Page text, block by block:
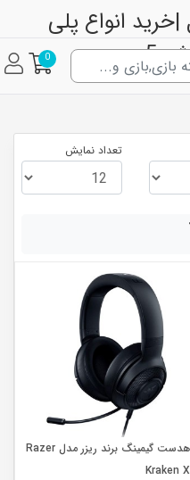
0
تعداد نمایش
هدست گیمینگ برند ریزر مدل Razer
Kraken X